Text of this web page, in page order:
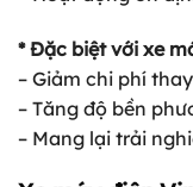
* Đặc biệt với xe
– Giảm chi phí
– Tăng độ bền
– Mang lại trải